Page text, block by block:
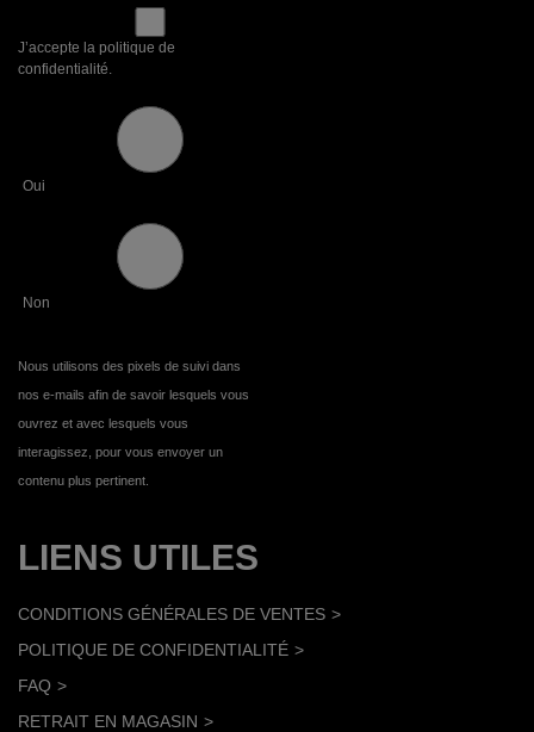
J’accepte la politique de
confidentialité.
Oui
Non
Nous utilisons des pixels de suivi dans
nos e-mails afin de savoir lesquels vous
ouvrez et avec lesquels vous
interagissez, pour vous envoyer un
contenu plus pertinent.
LIENS UTILES
CONDITIONS GÉNÉRALES DE VENTES
POLITIQUE DE CONFIDENTIALITÉ
FAQ
RETRAIT EN MAGASIN